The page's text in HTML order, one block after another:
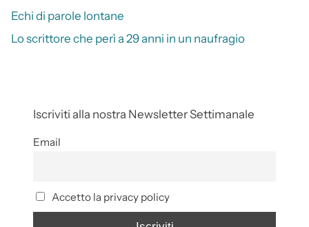
Echi di parole lontane
Lo scrittore che perì a 29 anni in un naufragio
Iscriviti alla nostra Newsletter Settimanale
Email
Accetto la privacy policy